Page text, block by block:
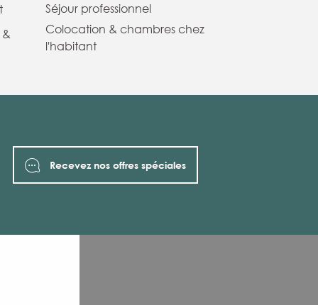
Séjour professionnel
Colocation & chambres chez
l'habitant
Recevez nos offres spéciales